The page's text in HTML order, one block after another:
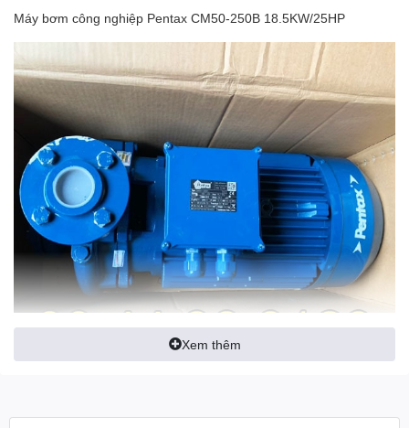
Máy bơm công nghiệp Pentax CM50-250B 18.5KW/25HP
Xem thêm